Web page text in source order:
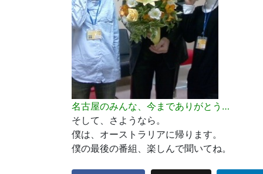
名古屋のみんな、今までありがとう…
そして、さようなら。
僕は、オーストラリアに帰ります。
僕の最後の番組、楽しんで聞いてね。